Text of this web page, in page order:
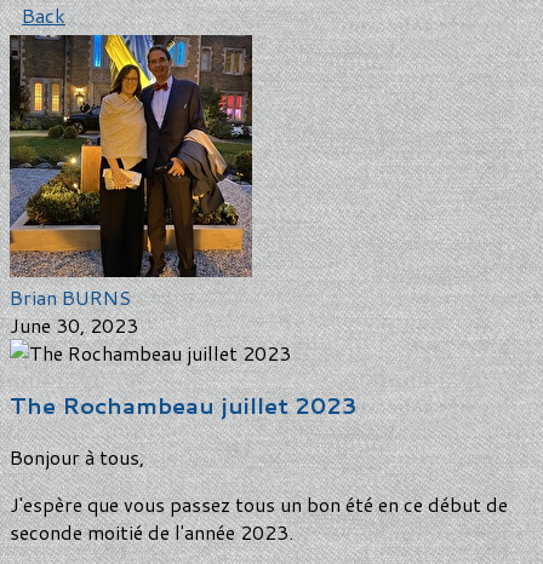
Back
Brian BURNS
June 30, 2023
The Rochambeau juillet 2023
Bonjour à tous,
J'espère que vous passez tous un bon été en ce début de
seconde moitié de l'année 2023.